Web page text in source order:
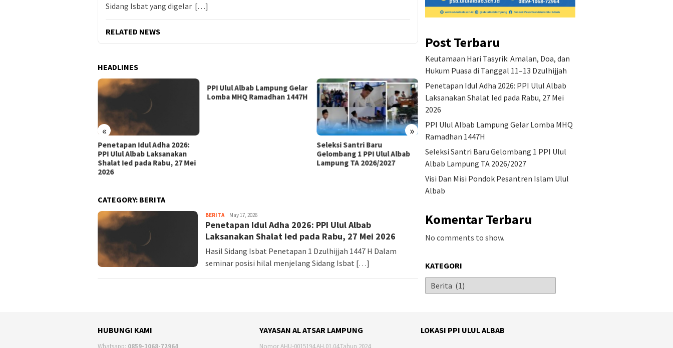
Sidang Isbat yang digelar […]
RELATED NEWS
HEADLINES
« »
Penetapan Idul Adha 2026:
PPI Ulul Albab Laksanakan
Shalat Ied pada Rabu, 27 Mei
2026
PPI Ulul Albab Lampung Gelar
Lomba MHQ Ramadhan 1447H
Seleksi Santri Baru
Gelombang 1 PPI Ulul Albab
Lampung TA 2026/2027
Pesantren Islam Ulul Albab
Amalan, Doa, dan Hukum
CATEGORY: BERITA
BERITA May 17, 2026
Penetapan Idul Adha 2026: PPI Ulul Albab
Laksanakan Shalat Ied pada Rabu, 27 Mei 2026
Hasil Sidang Isbat Penetapan 1 Dzulhijjah 1447 H Dalam
seminar posisi hilal menjelang Sidang Isbat […]
Post Terbaru
Keutamaan Hari Tasyrik: Amalan, Doa, dan
Hukum Puasa di Tanggal 11–13 Dzulhijjah
Penetapan Idul Adha 2026: PPI Ulul Albab
Laksanakan Shalat Ied pada Rabu, 27 Mei
2026
PPI Ulul Albab Lampung Gelar Lomba MHQ
Ramadhan 1447H
Seleksi Santri Baru Gelombang 1 PPI Ulul
Albab Lampung TA 2026/2027
Visi Dan Misi Pondok Pesantren Islam Ulul
Albab
Komentar Terbaru
No comments to show.
KATEGORI
HUBUNGI KAMI
Whatsapp: 0859-1068-72964
YAYASAN AL ATSAR LAMPUNG
Nomor AHU-0015194.AH.01.04.Tahun 2024
LOKASI PPI ULUL ALBAB